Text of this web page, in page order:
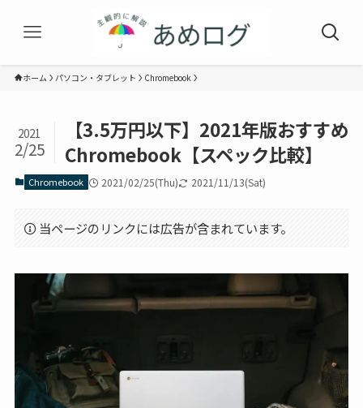
ホーム パソコン・タブレット Chromebook
【3.5万円以下】2021年版おすすめ
Chromebook【スペック比較】
2021
2/25
Chromebook 2021/02/25(Thu) 2021/11/13(Sat)
当ページのリンクには広告が含まれています。